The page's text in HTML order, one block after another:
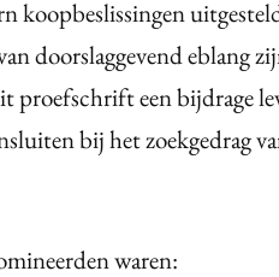
koopbeslissingen
doorslaggevend eblang
een bijdrage
bij het zoekgedrag
waren: